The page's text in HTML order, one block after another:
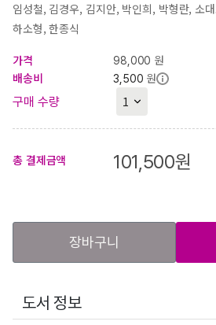
임성철, 김경우, 김지안, 박인희, 박형란, 소
하소형, 한종식
가격
98,000 원
배송비
3,500 원
구매 수량
총 결제금액 101,500원
장바구니
도서 정보